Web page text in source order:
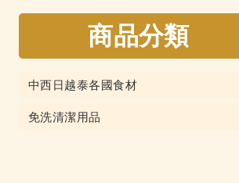
商品分類
中西日越泰各國食材
免洗清潔用品